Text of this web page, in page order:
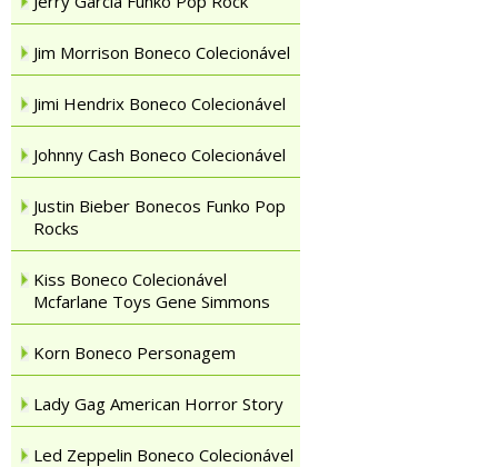
Jim Morrison Boneco Colecionável
Jimi Hendrix Boneco Colecionável
Johnny Cash Boneco Colecionável
Justin Bieber Bonecos Funko Pop
Rocks
Kiss Boneco Colecionável
Mcfarlane Toys Gene Simmons
Korn Boneco Personagem
Lady Gag American Horror Story
Led Zeppelin Boneco Colecionável